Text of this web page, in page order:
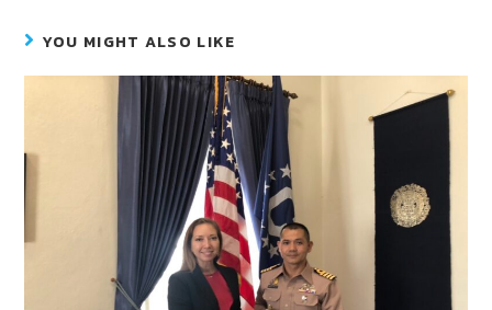
b
o
er e
n
g
er
YOU MIGHT ALSO LIKE